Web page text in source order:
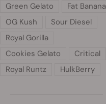
Green Gelato
Fat Banana
OG Kush
Sour Diesel
Royal Gorilla
Cookies Gelato
Critical
Royal Runtz
HulkBerry